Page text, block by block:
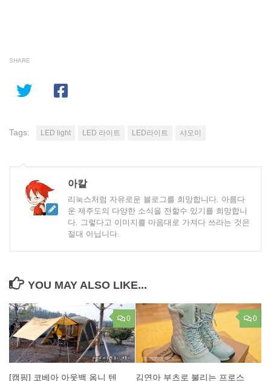
SHARE
Tags: LED light LED 라이트 LED라이트 샤오미
아칼
리눅스처럼 자유로운 블로그를 희망합니다. 아름다
운 제주도의 다양한 소식을 전할수 있기를 희망합니
다. 그렇다고 이미지를 마음대로 가져다 쓰라는 것은
절대 아닙니다.
YOU MAY ALSO LIKE...
0
[캠핑] 코베아 아웃백 옴니 텐
0
김연아 부츠로 불리는 프로스